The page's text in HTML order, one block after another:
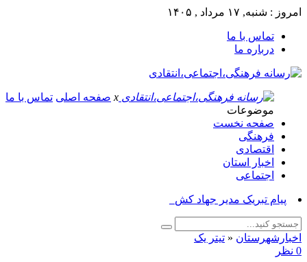
امروز : شنبه, ۱۷ مرداد , ۱۴۰۵
تماس با ما
درباره ما
x صفحه اصلی تماس با ما
موضوعات
صفحه نخست
فرهنگی
اقتصادی
اخبار استان
اجتماعی
پیام تبریک مدیر جهاد کشاورزی ا_
اخبارشهرستان « تیتر یک
0 نظر